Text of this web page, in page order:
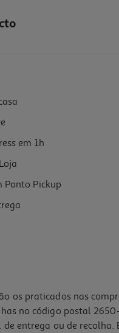
em 1h
Ponto Pickup
os praticados nas
no código postal
entrega ou de